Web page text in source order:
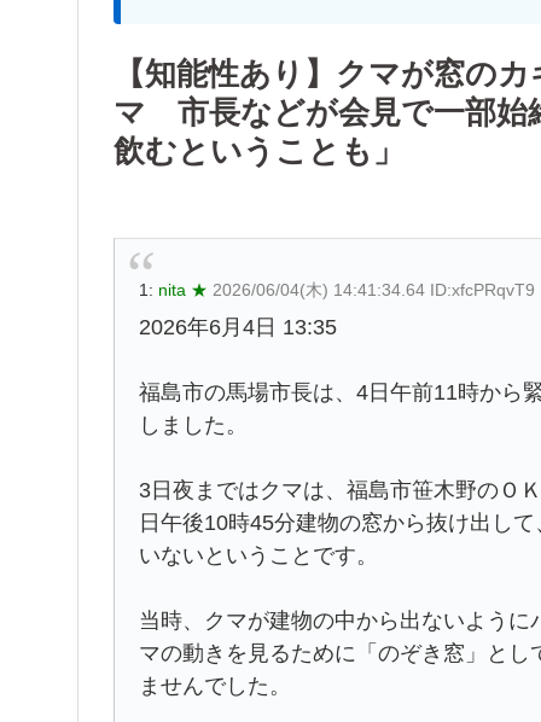
【知能性あり】クマが窓の
マ 市長などが会見で一部始
飲むということも」
1: nita ★ 2026/06/04(木) 14:41:34.64 ID:xfcPRqvT9
2026年6月4日 13:35
福島市の馬場市長は、4日午前11時から
しました。
3日夜まではクマは、福島市笹木野のＯ
日午後10時45分建物の窓から抜け出し
いないということです。
当時、クマが建物の中から出ないよう
マの動きを見るために「のぞき窓」と
ませんでした。